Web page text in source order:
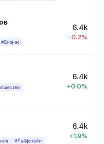
#Бизнес
6.4k
-0.2%
6.4k
+0.0%
#Лайфстайл
6.4k
+1.9%